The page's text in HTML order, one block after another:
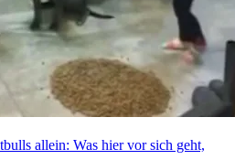
allein: Was hier vor sich geht,